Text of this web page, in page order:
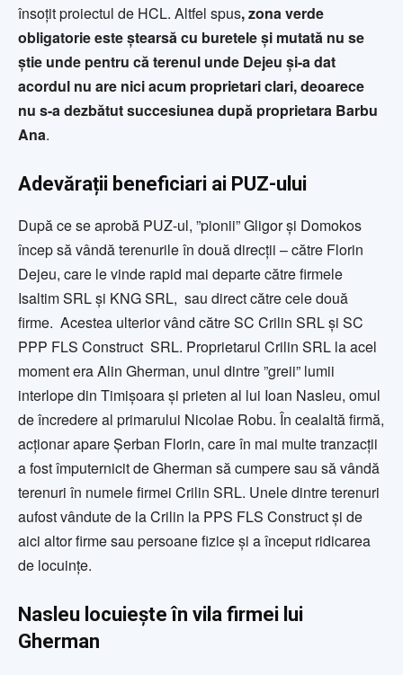
însoțit proiectul de HCL. Altfel spus, zona verde
obligatorie este ștearsă cu buretele și mutată nu se
știe unde pentru că terenul unde Dejeu și-a dat
acordul nu are nici acum proprietari clari, deoarece
nu s-a dezbătut succesiunea după proprietara Barbu
Ana.
Adevărații beneficiari ai PUZ-ului
După ce se aprobă PUZ-ul, ”pionii” Gligor și Domokos
încep să vândă terenurile în două direcții – către Florin
Dejeu, care le vinde rapid mai departe către firmele
Isaltim SRL și KNG SRL, sau direct către cele două
firme. Acestea ulterior vând către SC Crilin SRL și SC
PPP FLS Construct SRL. Proprietarul Crilin SRL la acel
moment era Alin Gherman, unul dintre ”greii” lumii
interlope din Timișoara și prieten al lui Ioan Nasleu, omul
de încredere al primarului Nicolae Robu. În cealaltă firmă,
acționar apare Șerban Florin, care în mai multe tranzacții
a fost împuternicit de Gherman să cumpere sau să vândă
terenuri în numele firmei Crilin SRL. Unele dintre terenuri
aufost vândute de la Crilin la PPS FLS Construct și de
aici altor firme sau persoane fizice și a început ridicarea
de locuințe.
Nasleu locuiește în vila firmei lui
Gherman